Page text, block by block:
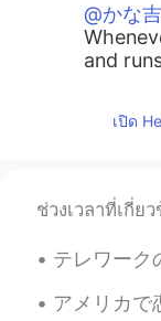
@かな
and
KR
Lailai.
EN KR
เปิด
ช่วงเวลาที่เกี่ยว
テレワークのときは、11時ぐらい米を炊飯器で炊き
アメリカで恋愛始まるのがちょっと曖昧だ。たいてい、誰